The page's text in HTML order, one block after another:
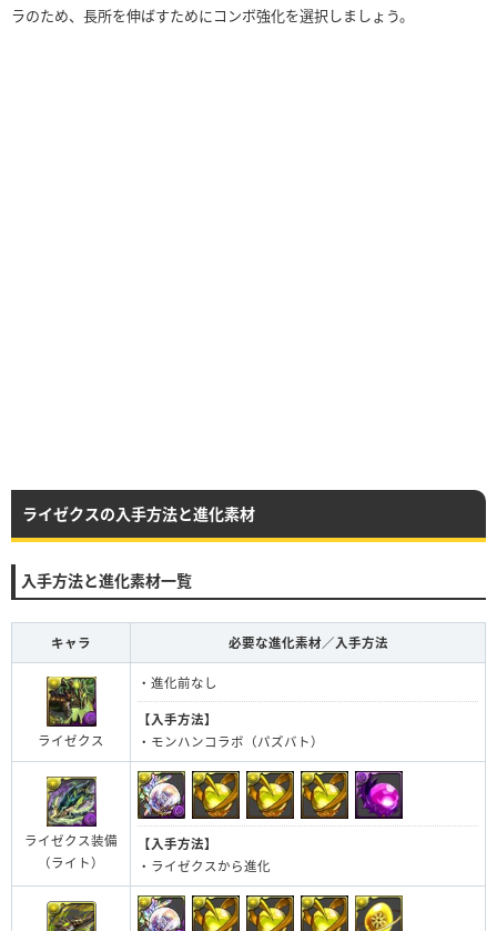
ラのため、長所を伸ばすためにコンボ強化を選択しましょう。
ライゼクスの入手方法と進化素材
入手方法と進化素材一覧
キャラ 必要な進化素材／入手方法
ライゼクス
・進化前なし
【入手方法】
・モンハンコラボ（パズバト）
ライゼクス装備
（ライト）
【入手方法】
・ライゼクスから進化